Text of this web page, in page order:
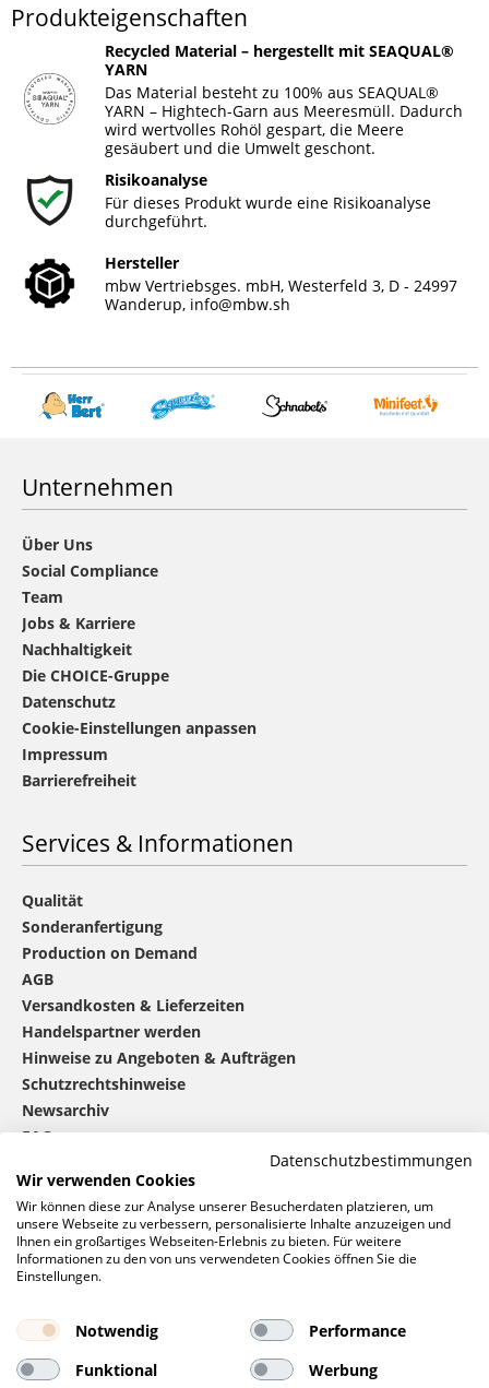
Produkteigenschaften
Recycled Material – hergestellt mit SEAQUAL®
YARN
Das Material besteht zu 100% aus SEAQUAL®
YARN – Hightech-Garn aus Meeresmüll. Dadurch
wird wertvolles Rohöl gespart, die Meere
gesäubert und die Umwelt geschont.
Risikoanalyse
Für dieses Produkt wurde eine Risikoanalyse
durchgeführt.
Hersteller
mbw Vertriebsges. mbH, Westerfeld 3, D - 24997
Wanderup, info@mbw.sh
Unternehmen
Über Uns
Social Compliance
Team
Jobs & Karriere
Nachhaltigkeit
Die CHOICE-Gruppe
Datenschutz
Cookie-Einstellungen anpassen
Impressum
Barrierefreiheit
Services & Informationen
Qualität
Sonderanfertigung
Production on Demand
AGB
Versandkosten & Lieferzeiten
Handelspartner werden
Hinweise zu Angeboten & Aufträgen
Schutzrechtshinweise
Newsarchiv
FAQ
mbw®kontaktieren
0 46 06 / 94 02 - 0
Rufen Sie uns an
Anfrage
Datenschutzbestimmungen
Wir verwenden Cookies
Wir können diese zur Analyse unserer Besucherdaten platzieren, um
unsere Webseite zu verbessern, personalisierte Inhalte anzuzeigen und
Ihnen ein großartiges Webseiten-Erlebnis zu bieten. Für weitere
Informationen zu den von uns verwendeten Cookies öffnen Sie die
Einstellungen.
Notwendig
Performance
Funktional
Werbung